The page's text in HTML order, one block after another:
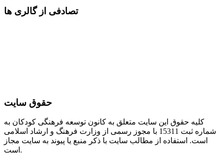
تصادفی از گالری ها
حقوق سایت
کلیه حقوق این سایت متعلق به کانون توسعه فرهنگی کودکان به
شماره ثبت 15311 با مجوز رسمی از وزارت فرهنگ و ارشاد اسلامی
است. استفاده از مطالب سایت با ذکر منبع یا پیوند به سایت مجاز
است.